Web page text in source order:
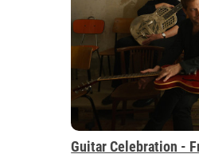
Guitar Celebration -